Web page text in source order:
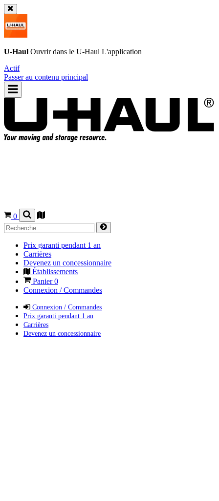
U-Haul Ouvrir dans le U-Haul L'application
Actif
Passer au contenu principal
0
Prix garanti pendant 1 an
Carrières
Devenez un concessionnaire
Établissements
Panier0
Connexion / Commandes
Connexion / Commandes
Prix garanti pendant 1 an
Carrières
Devenez un concessionnaire